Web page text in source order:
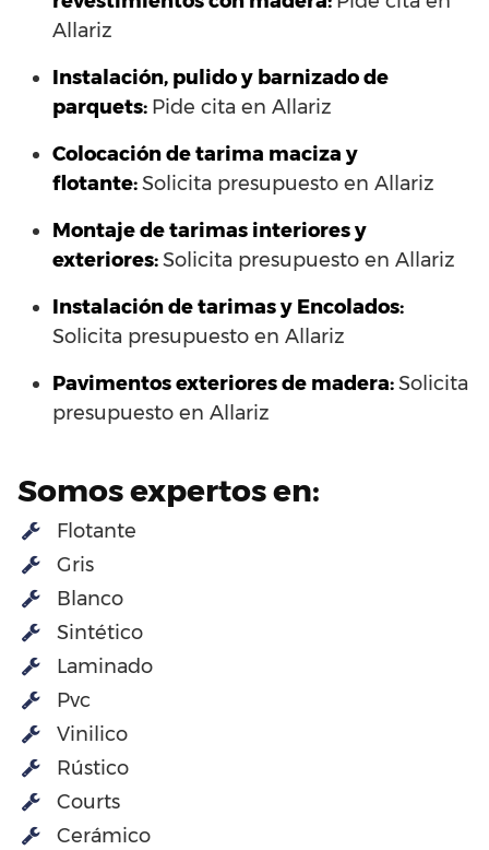
Allariz
Instalación, pulido y barnizado de
parquets: Pide cita en Allariz
Colocación de tarima maciza y
flotante:Solicita presupuesto en Allariz
Montaje de tarimas interiores y
exteriores:Solicita presupuesto en Allariz
Instalación de tarimas y Encolados:
Solicita presupuesto en Allariz
Pavimentos exteriores de madera:Solicita
presupuesto en Allariz
Somos expertos en:
Flotante
Gris
Blanco
Sintético
Laminado
Pvc
Vinilico
Rústico
Courts
Cerámico